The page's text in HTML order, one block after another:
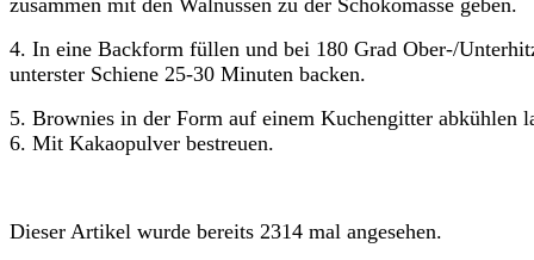
zusammen mit den Walnüssen zu der Schokomasse geben.
4. In eine Backform füllen und bei 180 Grad Ober-/
unterster Schiene 25-30 Minuten backen.
5. Brownies in der Form auf einem Kuchengitter abkühlen
6. Mit Kakaopulver bestreuen.
Dieser Artikel wurde bereits 2314 mal angesehen.